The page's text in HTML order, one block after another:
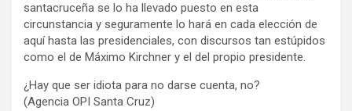
santacruceña se lo ha llevado puesto en esta
circunstancia y seguramente lo hará en cada elección de
aquí hasta las presidenciales, con discursos tan estúpidos
como el de Máximo Kirchner y el del propio presidente.
¿Hay que ser idiota para no darse cuenta, no?
(Agencia OPI Santa Cruz)